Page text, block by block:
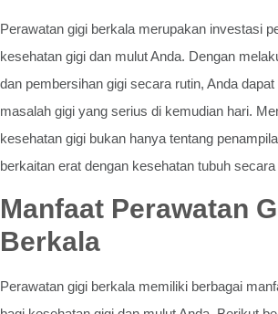
Perawatan gigi berkala merupakan investasi
kesehatan gigi dan mulut Anda. Dengan
dan pembersihan gigi secara rutin, Anda
masalah gigi yang serius di kemudian hari.
kesehatan gigi bukan hanya tentang
berkaitan erat dengan kesehatan tubuh
Manfaat Perawatan
Berkala
Perawatan gigi berkala memiliki berbagai